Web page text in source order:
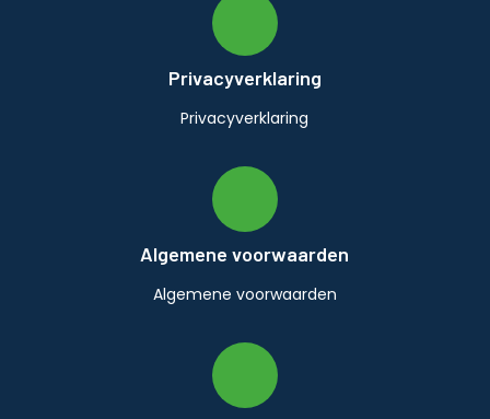
Privacyverklaring
Privacyverklaring
Algemene voorwaarden
Algemene voorwaarden